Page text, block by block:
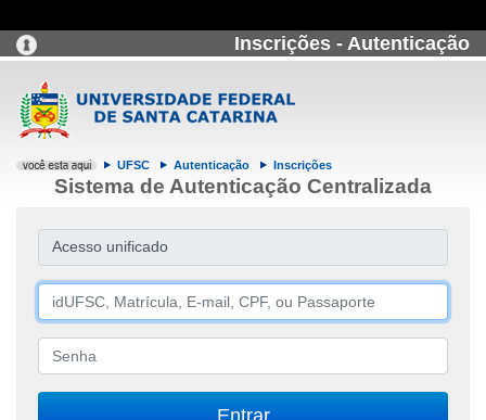
Inscrições - Autenticação
UFSC Autenticação Inscrições
Sistema de Autenticação Centralizada
Acesso unificado